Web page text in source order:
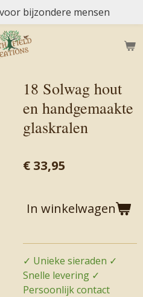
bijzondere mensen
18 Solwag hout
en handgemaakte
glaskralen
€ 33,95
In winkelwagen
✓ Unieke sieraden ✓
Snelle levering ✓
Persoonlijk contact